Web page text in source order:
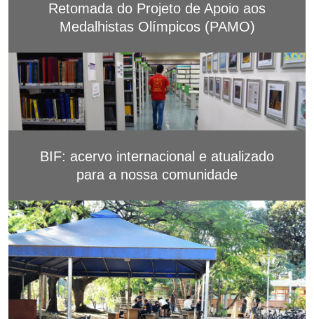
Retomada do Projeto de Apoio aos
Medalhistas Olímpicos (PAMO)
BIF: acervo internacional e atualizado
para a nossa comunidade